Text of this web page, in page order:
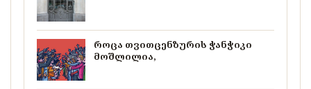
როცა თვითცენზურის ჭანჭიკი
მოშლილია,